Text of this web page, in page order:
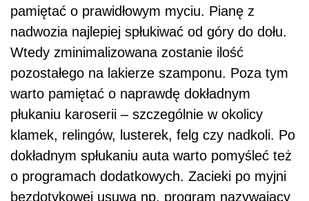
pamiętać o prawidłowym myciu. Pianę z
nadwozia najlepiej spłukiwać od góry do dołu.
Wtedy zminimalizowana zostanie ilość
pozostałego na lakierze szamponu. Poza tym
warto pamiętać o naprawdę dokładnym
płukaniu karoserii – szczególnie w okolicy
klamek, relingów, lusterek, felg czy nadkoli. Po
dokładnym spłukaniu auta warto pomyśleć też
o programach dodatkowych. Zacieki po myjni
bezdotykowej usuwa np. program nazywający